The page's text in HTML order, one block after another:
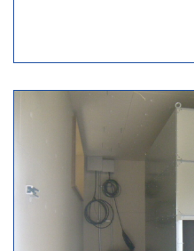
4.個人情報の開示・
客様からご提供頂いた個
正、削除を要望される場
でご請求ください。当該
支障をきたす場合等を除
であることが確認できた
に、お客様の個人情報を